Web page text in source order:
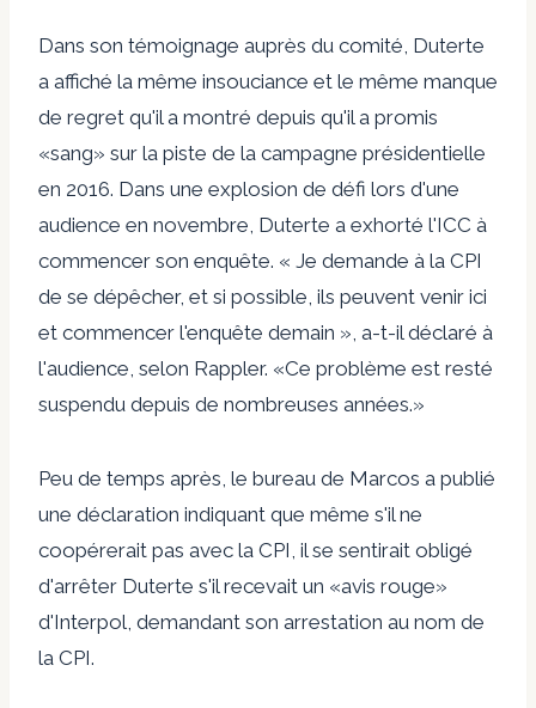
Dans son témoignage auprès du comité, Duterte
a affiché la même insouciance et le même manque
de regret qu'il a montré depuis qu'il a promis
«sang» sur la piste de la campagne présidentielle
en 2016. Dans une explosion de défi lors d'une
audience en novembre, Duterte a exhorté l'ICC à
commencer son enquête. « Je demande à la CPI
de se dépêcher, et si possible, ils peuvent venir ici
et commencer l'enquête demain », a-t-il déclaré à
l'audience, selon Rappler. «Ce problème est resté
suspendu depuis de nombreuses années.»
Peu de temps après, le bureau de Marcos a publié
une déclaration indiquant que même s'il ne
coopérerait pas avec la CPI, il se sentirait obligé
d'arrêter Duterte s'il recevait un «avis rouge»
d'Interpol, demandant son arrestation au nom de
la CPI.